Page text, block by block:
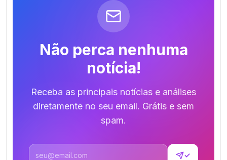
Não perca nenhuma
notícia!
Receba as principais notícias e análises
diretamente no seu email. Grátis e sem
spam.
Endereço de email
✓